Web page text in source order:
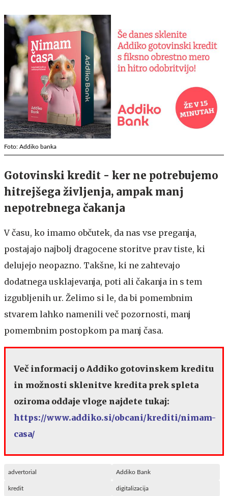
Foto: Addiko banka
Gotovinski kredit - ker ne potrebujemo
hitrejšega življenja, ampak manj
nepotrebnega čakanja
V času, ko imamo občutek, da nas vse preganja,
postajajo najbolj dragocene storitve prav tiste, ki
delujejo neopazno. Takšne, ki ne zahtevajo
dodatnega usklajevanja, poti ali čakanja in s tem
izgubljenih ur. Želimo si le, da bi pomembnim
stvarem lahko namenili več pozornosti, manj
pomembnim postopkom pa manj časa.
Več informacij o Addiko gotovinskem kreditu
in možnosti sklenitve kredita prek spleta
oziroma oddaje vloge najdete tukaj:
https://www.addiko.si/obcani/krediti/nimam-
casa/
advertorial Addiko Bank
kredit digitalizacija